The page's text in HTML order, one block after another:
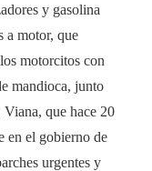
y gasolina
a motor, que
motorcitos con
mandioca, junto
Viana, que hace 20
en el gobierno de
urgentes y